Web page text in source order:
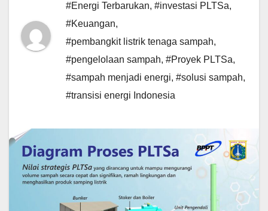
#Energi Terbarukan, #investasi PLTSa,
#Keuangan,
#pembangkit listrik tenaga sampah,
#pengelolaan sampah, #Proyek PLTSa,
#sampah menjadi energi, #solusi sampah,
#transisi energi Indonesia